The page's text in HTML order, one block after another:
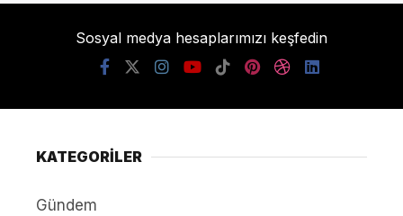
Sosyal medya hesaplarımızı keşfedin
KATEGORİLER
Gündem